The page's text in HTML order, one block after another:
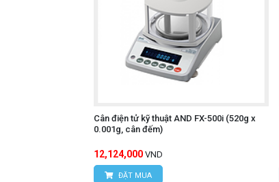
Cân điện tử kỹ thuật AND FX-500i (520g x
0.001g, cân đếm)
12,124,000 VND
ĐẶT MUA